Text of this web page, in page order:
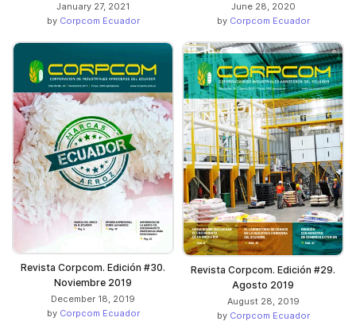
January 27, 2021
by Corpcom Ecuador
June 28, 2020
by Corpcom Ecuador
Revista Corpcom. Edición #30.
Noviembre 2019
December 18, 2019
by Corpcom Ecuador
Revista Corpcom. Edición #29.
Agosto 2019
August 28, 2019
by Corpcom Ecuador